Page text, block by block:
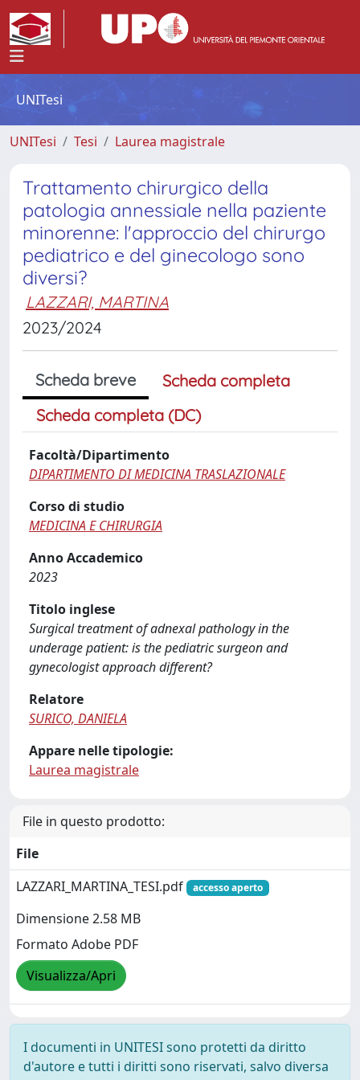
UNITesi
UNITesi Tesi Laurea magistrale
Trattamento chirurgico della
patologia annessiale nella paziente
minorenne: l'approccio del chirurgo
pediatrico e del ginecologo sono
diversi?
LAZZARI, MARTINA
2023/2024
Scheda breve
Scheda completa
Scheda completa (DC)
Facoltà/Dipartimento
DIPARTIMENTO DI MEDICINA TRASLAZIONALE
Corso di studio
MEDICINA E CHIRURGIA
Anno Accademico
2023
Titolo inglese
Surgical treatment of adnexal pathology in the
underage patient: is the pediatric surgeon and
gynecologist approach different?
Relatore
SURICO, DANIELA
Appare nelle tipologie:
Laurea magistrale
File in questo prodotto:
File
LAZZARI_MARTINA_TESI.pdf
accesso aperto
Dimensione 2.58 MB
Formato Adobe PDF
Visualizza/Apri
I documenti in UNITESI sono protetti da diritto
d'autore e tutti i diritti sono riservati, salvo diversa